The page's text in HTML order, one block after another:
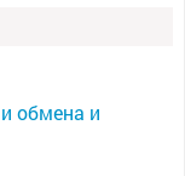
обмена и